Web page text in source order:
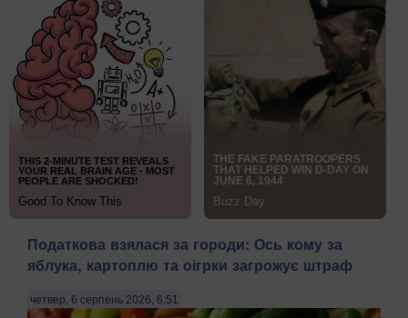
Податкова взялася за городи: Ось кому за
яблука, картоплю та оігрки загрожує штраф
четвер, 6 серпень 2026, 6:51